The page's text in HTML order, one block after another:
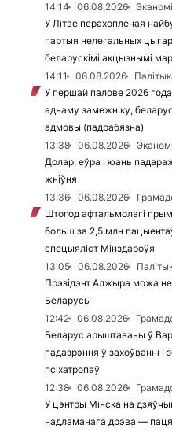
14:14
06.08.2026
У Літве перахопленая
партыя нелегальных
беларускімі акцызнымі
14:11
06.08.2026
У першай палове 2026
аднаму замежніку,
адмовы (падрабязна)
13:38
06.08.2026
Долар, еўра і юань
жніўня
13:36
06.08.2026
Штогод афтальмолагі
больш за 2,5 млн
спецыяліст Мінздароўя
13:05
06.08.2026
Прэзідэнт Алжыра можа
Беларусь
12:42
06.08.2026
Беларус арыштаваны ў
падазрэння ў захоўванні і
псіхатропаў
12:38
06.08.2026
У цэнтры Мінска на
надламанага дрэва —